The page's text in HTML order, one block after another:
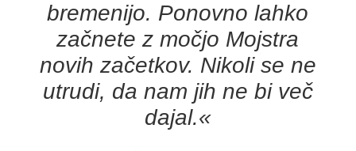
bremenijo. Ponovno lahko
začnete z močjo Mojstra
novih začetkov. Nikoli se ne
utrudi, da nam jih ne bi več
dajal.«